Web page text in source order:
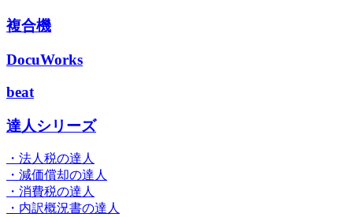
複合機
DocuWorks
beat
達人シリーズ
・法人税の達人
・減価償却の達人
・消費税の達人
・内訳概況書の達人